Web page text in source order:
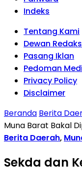
Indeks
Tentang Kami
Dewan
Pasang Iklan
Pedoman
Privacy Policy
Disclaimer
Beranda Berita
Muna Barat Bakal
Berita Daerah,
Sekda dan